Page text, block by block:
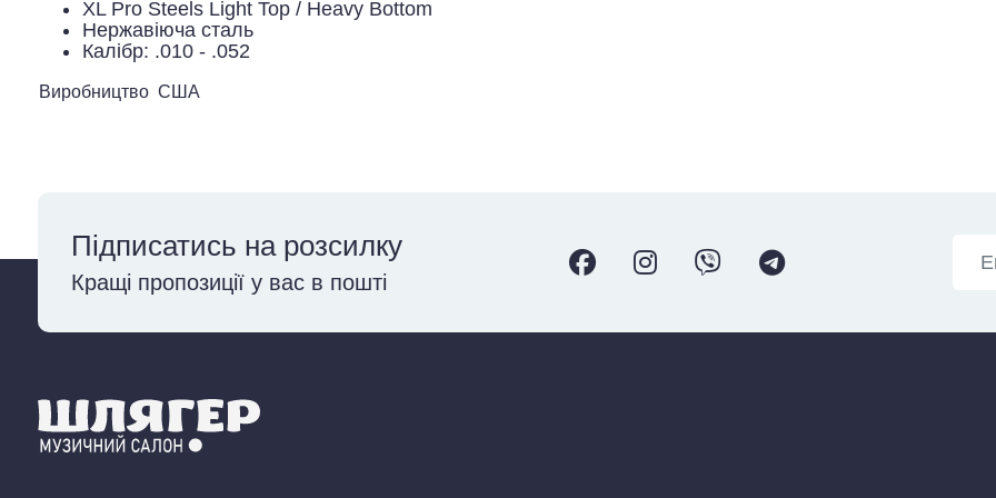
XL Pro Steels Light Top / Heavy Bottom
Нержавіюча сталь
Калібр: .010 - .052
Виробництво США
Підписатись на розсилку
Кращі пропозиції у вас в пошті